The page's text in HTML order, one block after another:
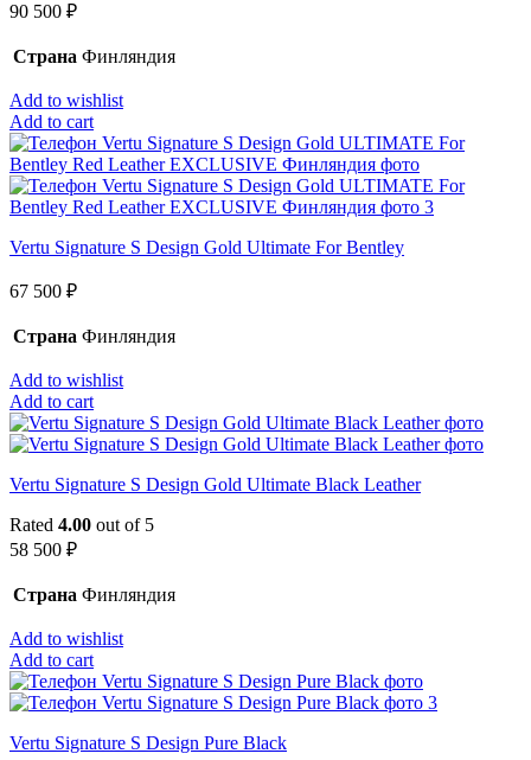
90 500 ₽
Страна Финляндия
Add to wishlist
Add to cart
Vertu Signature S Design Gold Ultimate For Bentley
67 500 ₽
Страна Финляндия
Add to wishlist
Add to cart
Vertu Signature S Design Gold Ultimate Black Leather
Rated 4.00 out of 5
58 500 ₽
Страна Финляндия
Add to wishlist
Add to cart
Vertu Signature S Design Pure Black